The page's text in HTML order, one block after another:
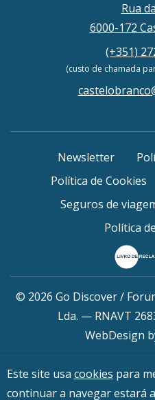
Rua
6000-172
(+351)
(custo de chamada
Newsletter
Política de Cookies
Seguros de
Política
© 2026 Go Discover /
Lda. — RNAVT
WebDesign
Conheça a outra marca
Este site usa cookies para
continuar a navegar estará